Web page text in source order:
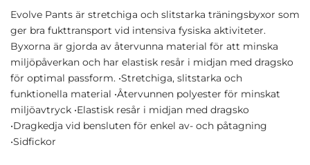
Evolve Pants är stretchiga och slitstarka träningsbyxor som
ger bra fukttransport vid intensiva fysiska aktiviteter.
Byxorna är gjorda av återvunna material för att minska
miljöpåverkan och har elastisk resår i midjan med dragsko
för optimal passform. •Stretchiga, slitstarka och
funktionella material •Återvunnen polyester för minskat
miljöavtryck •Elastisk resår i midjan med dragsko
•Dragkedja vid bensluten för enkel av- och påtagning
•Sidfickor